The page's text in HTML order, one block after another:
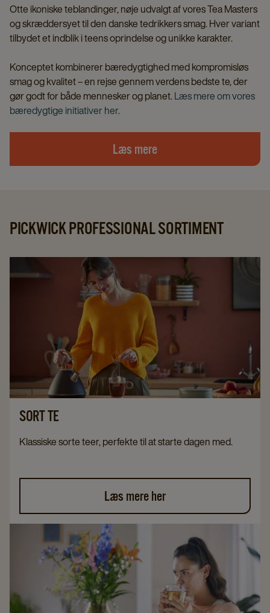
Otte ikoniske teblandinger, nøje udvalgt af vores Tea Masters
og skræddersyet til den danske tedrikkers smag. Hver variant
tilbydet et indblik i teens oprindelse og unikke karakter.
Konceptet kombinerer bæredygtighed med kompromisløs
smag og kvalitet – en rejse gennem verdens bedste te, der
gør godt for både mennesker og planet.Læs mere om vores
bæredygtige initiativer her.
Læs mere
PICKWICK PROFESSIONAL SORTIMENT
SORT TE
Klassiske sorte teer, perfekte til at starte dagen med.
Læs mere her